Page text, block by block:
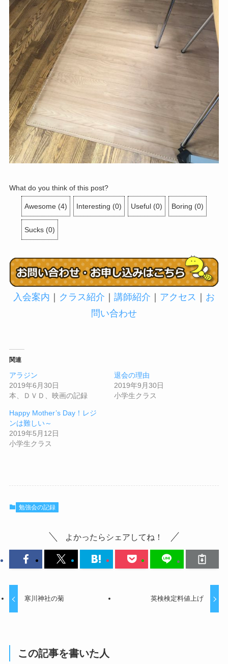
What do you think of this post?
Awesome (4) Interesting (0) Useful (0) Boring (0)
Sucks (0)
入会案内 クラス紹介 講師紹介 アクセス
お
問い合わせ
関連
アラジン
2019年6月30日
本、ＤＶＤ、映画の記録
退会の理由
2019年9月30日
小学生クラス
Happy Mother’s Day！レジ
ンは難しい～
2019年5月12日
小学生クラス
勉強会の記録
よかったらシェアしてね！
寒川神社の菊 英検検定料値上げ
この記事を書いた人